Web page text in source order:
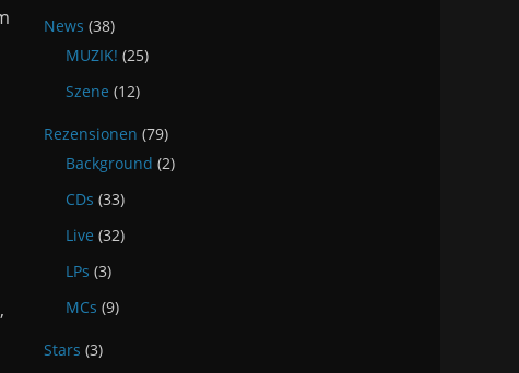
News (38)
MUZIK! (25)
Szene (12)
Rezensionen (79)
Background (2)
CDs (33)
Live (32)
LPs (3)
MCs (9)
Stars (3)